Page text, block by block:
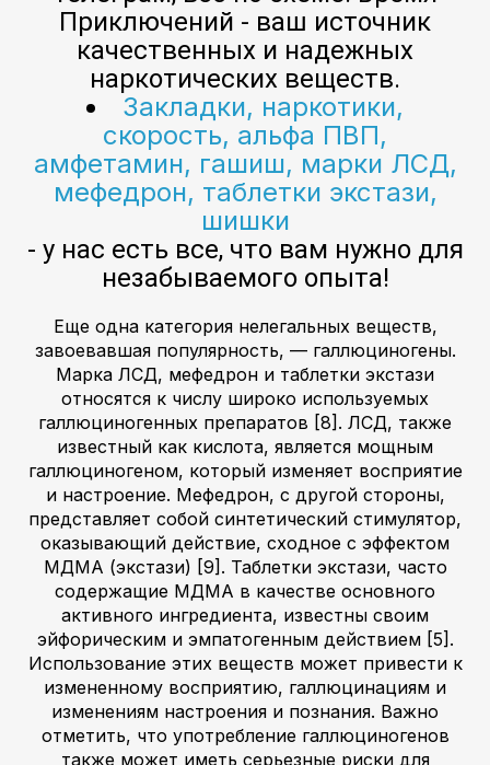
Приключений - ваш источник
качественных и надежных
наркотических веществ.
Закладки, наркотики,
скорость, альфа ПВП,
амфетамин, гашиш, марки ЛСД,
мефедрон, таблетки экстази,
шишки
- у нас есть все, что вам нужно для
незабываемого опыта!
Еще одна категория нелегальных веществ,
завоевавшая популярность, — галлюциногены.
Марка ЛСД, мефедрон и таблетки экстази
относятся к числу широко используемых
галлюциногенных препаратов [8]. ЛСД, также
известный как кислота, является мощным
галлюциногеном, который изменяет восприятие
и настроение. Мефедрон, с другой стороны,
представляет собой синтетический стимулятор,
оказывающий действие, сходное с эффектом
МДМА (экстази) [9]. Таблетки экстази, часто
содержащие МДМА в качестве основного
активного ингредиента, известны своим
эйфорическим и эмпатогенным действием [5].
Использование этих веществ может привести к
измененному восприятию, галлюцинациям и
изменениям настроения и познания. Важно
отметить, что употребление галлюциногенов
также может иметь серьезные риски для